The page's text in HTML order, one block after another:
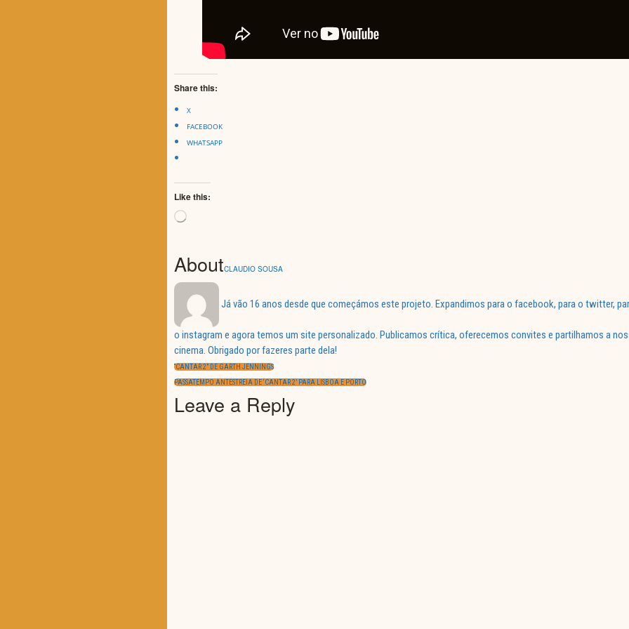
Share this:
X
FACEBOOK
WHATSAPP
Like this:
Loading…
AboutCLAUDIO SOUSA
Já vão 16 anos desde que começámos este projeto. Expandimos para o facebook, para o twitter,
o instagram e agora temos um site personalizado. Publicamos crítica, oferecemos convites e partilhamos a
cinema. Obrigado por fazeres parte dela!
Navegação
de
artigos
PREVIOUS
POST:
“CANTAR 2” DE GARTH JENNINGS
NEXT
POST:
PASSATEMPO ANTESTREIA DE ‘CANTAR 2’ PARA LISBOA E PORTO
Leave a Reply